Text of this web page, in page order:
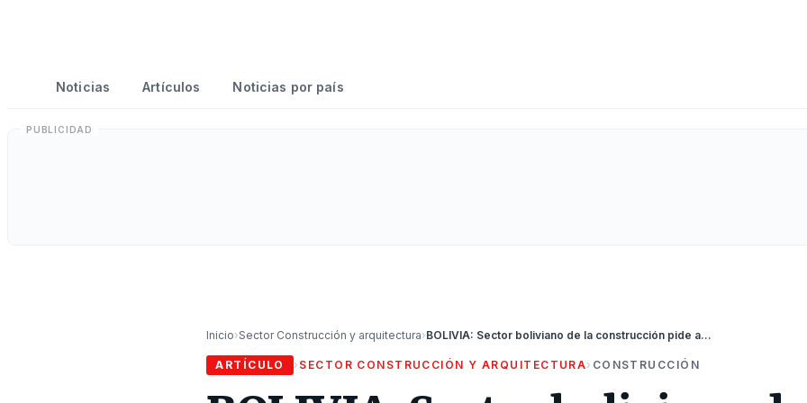
Noticias Artículos Noticias por país
Inicio›Sector Construcción y arquitectura› BOLIVIA: Sector boliviano de la construcción pide ayuda a gobierno para enfrentar crisis cambiaria
ARTÍCULO › SECTOR CONSTRUCCIÓN Y ARQUITECTURA› CONSTRUCCIÓN